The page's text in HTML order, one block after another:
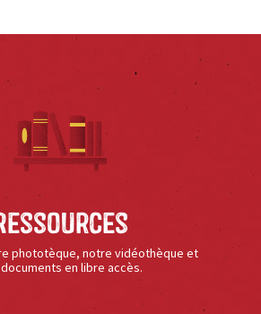
phototèque, notre vidéothèque et
en libre accès.